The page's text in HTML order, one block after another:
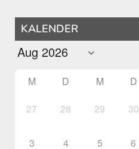
KALENDER
M D M D
27 28 29 30
3 4 5 6